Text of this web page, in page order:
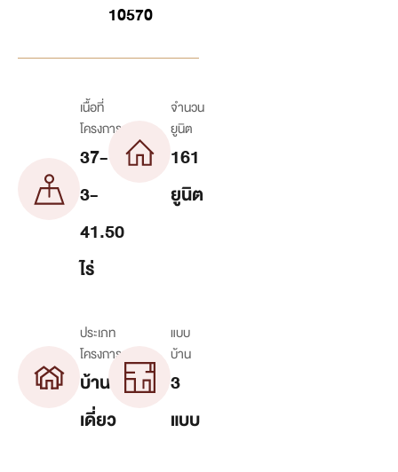
10570
เนื้อที่
โครงการ
37-
3-
41.50
ไร่
จำนวน
ยูนิต
161
ยูนิต
ประเภท
โครงการ
บ้าน
เดี่ยว
แบบ
บ้าน
3
แบบ